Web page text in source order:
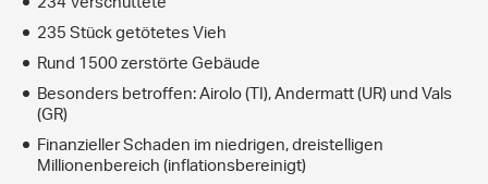
235 Stück getötetes Vieh
Rund 1500 zerstörte Gebäude
Besonders betroffen: Airolo (TI), Andermatt (UR) und Vals
(GR)
Finanzieller Schaden im niedrigen, dreistelligen
Millionenbereich (inflationsbereinigt)